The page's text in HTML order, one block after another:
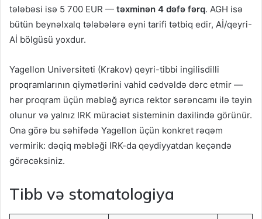
tələbəsi isə 5 700 EUR — təxminən 4 dəfə fərq. AGH isə
bütün beynəlxalq tələbələrə eyni tarifi tətbiq edir, Aİ/qeyri-
Aİ bölgüsü yoxdur.
Yagellon Universiteti (Krakov) qeyri-tibbi ingilisdilli
proqramlarının qiymətlərini vahid cədvəldə dərc etmir —
hər proqram üçün məbləğ ayrıca rektor sərəncamı ilə təyin
olunur və yalnız IRK müraciət sisteminin daxilində görünür.
Ona görə bu səhifədə Yagellon üçün konkret rəqəm
vermirik: dəqiq məbləği IRK-da qeydiyyatdan keçəndə
görəcəksiniz.
Tibb və stomatologiya